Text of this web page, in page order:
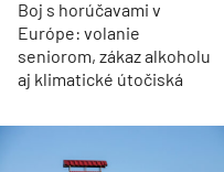
Boj s horúčavami v
Európe: volanie
seniorom, zákaz alkoholu
aj klimatické útočiská